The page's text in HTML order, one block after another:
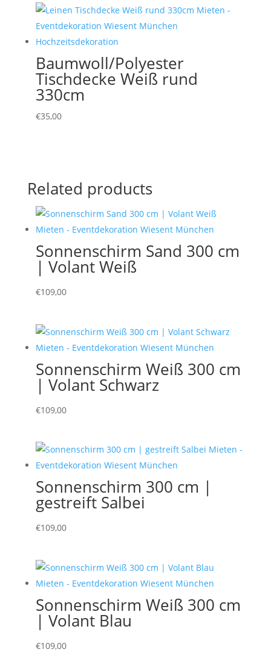
Baumwoll/Polyester
Tischdecke Weiß rund
330cm
€35,00
Related products
Sonnenschirm Sand 300 cm
| Volant Weiß
€109,00
Sonnenschirm Weiß 300 cm
| Volant Schwarz
€109,00
Sonnenschirm 300 cm |
gestreift Salbei
€109,00
Sonnenschirm Weiß 300 cm
| Volant Blau
€109,00